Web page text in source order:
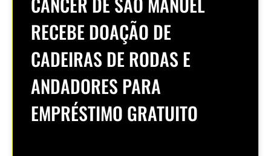
RECEBE DOAÇÃO DE
CADEIRAS DE RODAS E
ANDADORES PARA
EMPRÉSTIMO GRATUITO